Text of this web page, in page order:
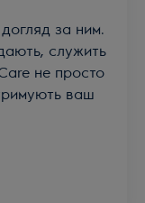
за ним.
служить
не просто
ваш